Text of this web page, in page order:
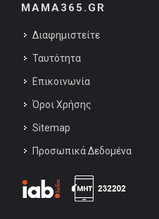
MAMA365.GR
Διαφημιστείτε
Ταυτότητα
Επικοινωνία
Όροι Χρήσης
Sitemap
Προσωπικά Δεδομένα